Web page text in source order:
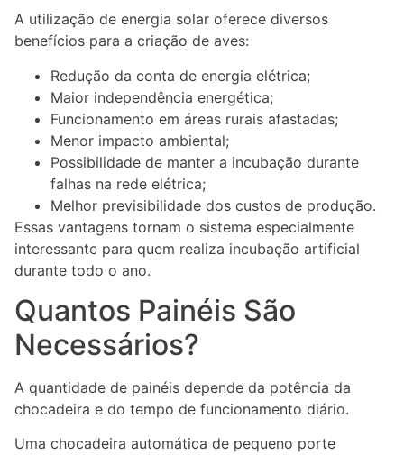
A utilização de energia solar oferece diversos
benefícios para a criação de aves:
Redução da conta de energia elétrica;
Maior independência energética;
Funcionamento em áreas rurais afastadas;
Menor impacto ambiental;
Possibilidade de manter a incubação durante
falhas na rede elétrica;
Melhor previsibilidade dos custos de produção.
Essas vantagens tornam o sistema especialmente
interessante para quem realiza incubação artificial
durante todo o ano.
Quantos Painéis São
Necessários?
A quantidade de painéis depende da potência da
chocadeira e do tempo de funcionamento diário.
Uma chocadeira automática de pequeno porte